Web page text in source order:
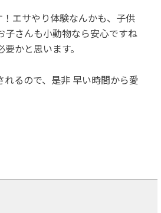
エサやり体験なんかも、子供
さんも小動物なら安心ですね
かと思います。
るので、是非 早い時間から愛